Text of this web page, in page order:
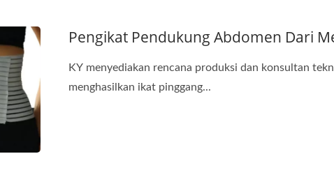
Pengikat Pendukung Abdomen Dari
KY menyediakan rencana produksi dan konsultan
menghasilkan ikat pinggang...